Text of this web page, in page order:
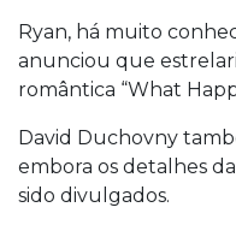
Ryan, há muito
anunciou que
romântica “What
David Duchovny
embora os detalhes
sido divulgados.